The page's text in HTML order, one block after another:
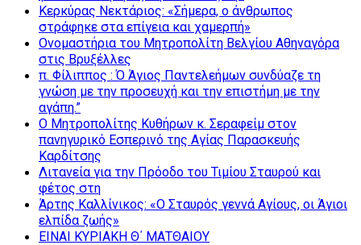
Κερκύρας Νεκτάριος: «Σήμερα, ο άνθρωπος
στράφηκε στα επίγεια και χαμερπή»
Ονομαστήρια του Μητροπολίτη Βελγίου Αθηναγόρα
στις Βρυξέλλες
π. Φίλιππος : Ό Άγιος Παντελεήμων συνδύαζε τη
γνώση με την προσευχή και την επιστήμη με την
αγάπη.”
Ο Μητροπολίτης Κυθήρων κ. Σεραφείμ στον
πανηγυρικό Εσπερινό της Αγίας Παρασκευής
Καρδίτσης
Λιτανεία για την Πρόοδο του Τιμίου Σταυρού και
φέτος στη
Άρτης Καλλίνικος: «Ο Σταυρός γεννά Αγίους, οι Άγιοι
ελπίδα ζωής»
ΕΙΝΑΙ ΚΥΡΙΑΚΗ Θ΄ ΜΑΤΘΑΙΟΥ